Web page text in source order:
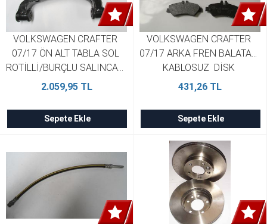
VOLKSWAGEN CRAFTER
07/17 ÖN ALT TABLA SOL
ROTİLLİ/BURÇLU SALINCAK
SH 2E0407151M
2.059,95 TL
Sepete Ekle
VOLKSWAGEN CRAFTER
07/17 ARKA FREN BALATASI
KABLOSUZ  DİSK
136,88X62,73X18,95
431,26 TL
Sepete Ekle